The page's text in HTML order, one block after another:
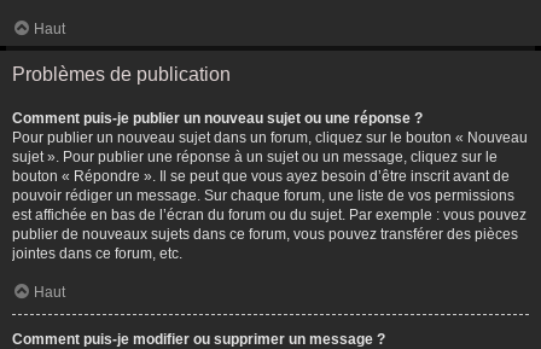
Haut
Problèmes de publication
Comment puis-je publier un nouveau sujet ou une réponse ?
Pour publier un nouveau sujet dans un forum, cliquez sur le bouton « Nouveau
sujet ». Pour publier une réponse à un sujet ou un message, cliquez sur le
bouton « Répondre ». Il se peut que vous ayez besoin d’être inscrit avant de
pouvoir rédiger un message. Sur chaque forum, une liste de vos permissions
est affichée en bas de l’écran du forum ou du sujet. Par exemple : vous pouvez
publier de nouveaux sujets dans ce forum, vous pouvez transférer des pièces
jointes dans ce forum, etc.
Haut
Comment puis-je modifier ou supprimer un message ?